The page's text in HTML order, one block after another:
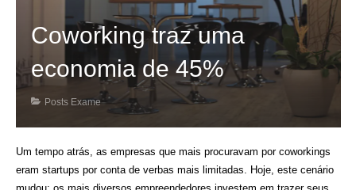
Coworking traz uma
economia de 45%
Posts Exame
Um tempo atrás, as empresas que mais procuravam por coworkings
eram startups por conta de verbas mais limitadas. Hoje, este cenário